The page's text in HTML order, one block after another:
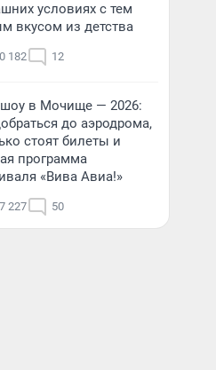
условиях с тем
вкусом из детства
182 12
в Мочище — 2026:
до аэродрома,
стоят билеты и
программа
«Вива Авиа!»
227 50